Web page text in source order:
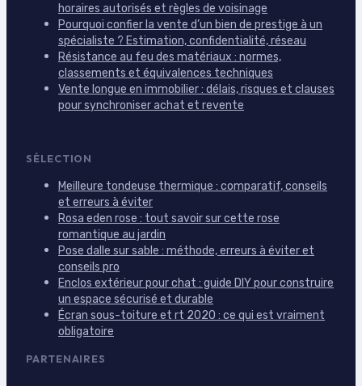
horaires autorisés et règles de voisinage
Pourquoi confier la vente d’un bien de prestige à un
spécialiste ? Estimation, confidentialité, réseau
Résistance au feu des matériaux : normes,
classements et équivalences techniques
Vente longue en immobilier : délais, risques et clauses
pour synchroniser achat et revente
SÉLECTION
Meilleure tondeuse thermique : comparatif, conseils
et erreurs à éviter
Rosa eden rose : tout savoir sur cette rose
romantique au jardin
Pose dalle sur sable : méthode, erreurs à éviter et
conseils pro
Enclos extérieur pour chat : guide DIY pour construire
un espace sécurisé et durable
Écran sous-toiture et rt 2020 : ce qui est vraiment
obligatoire
PARTENAIRES